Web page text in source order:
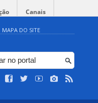
Canais
MAPA DO SITE